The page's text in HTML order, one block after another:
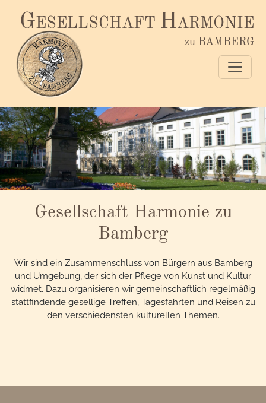
GESELLSCHAFT HARMONIE
zu BAMBERG
Gesellschaft Harmonie zu
Bamberg
Wir sind ein Zusammenschluss von Bürgern aus Bamberg
und Umgebung, der sich der Pflege von Kunst und Kultur
widmet. Dazu organisieren wir gemeinschaftlich regelmäßig
stattfindende gesellige Treffen, Tagesfahrten und Reisen zu
den verschiedensten kulturellen Themen.